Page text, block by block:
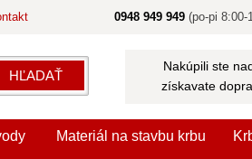
HĽADAŤ
Nakúpili ste nad
získavate
0948 949 949 (po-pi 8:00-
Materiál na stavbu krbu